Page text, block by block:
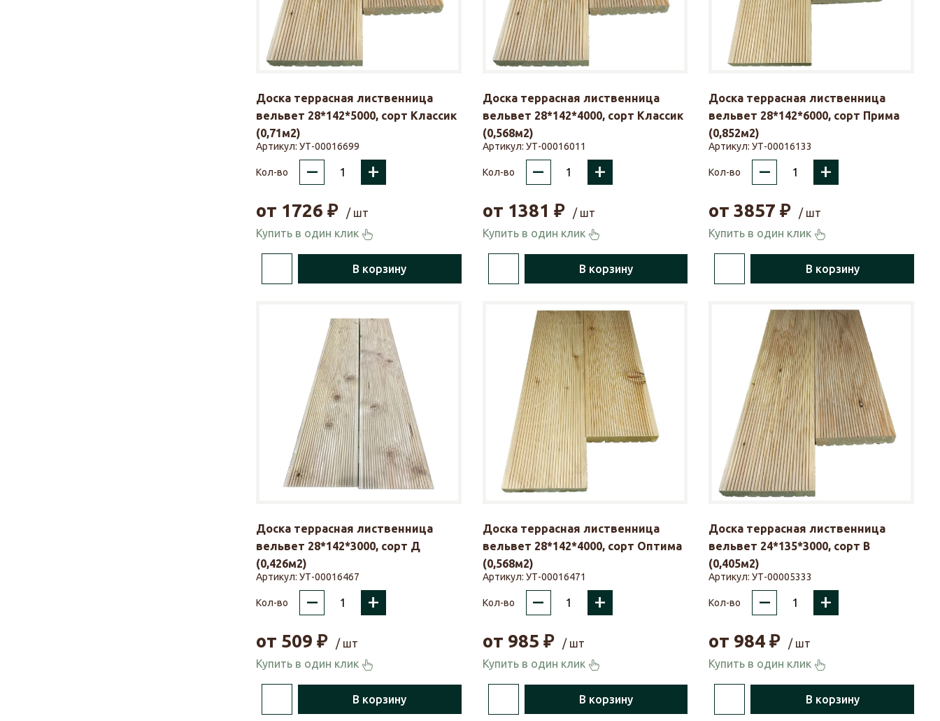
Доска террасная лиственница
вельвет 28*142*5000, сорт Классик
(0,71м2)
Артикул: УТ-00016699
Кол-во – +
от 1726 ₽
/ шт
Купить в один клик
В корзину
Доска террасная лиственница
вельвет 28*142*4000, сорт Классик
(0,568м2)
Артикул: УТ-00016011
Кол-во – +
от 1381 ₽
/ шт
Купить в один клик
В корзину
Доска террасная лиственница
вельвет 28*142*6000, сорт Прима
(0,852м2)
Артикул:УТ-00016133
Кол-во – +
от3857 ₽
/ шт
Купить в один клик
В корзину
Доска террасная лиственница
вельвет 28*142*3000, сорт Д
(0,426м2)
Артикул: УТ-00016467
Кол-во – +
от 509 ₽
/ шт
Купить в один клик
В корзину
Доска террасная лиственница
вельвет 28*142*4000, сорт Оптима
(0,568м2)
Артикул: УТ-00016471
Кол-во – +
от 985 ₽
/ шт
Купить в один клик
В корзину
Доска террасная лиственница
вельвет 24*135*3000, сорт В
(0,405м2)
Артикул:УТ-00005333
Кол-во – +
от 984 ₽
/ шт
Купить в один клик
В корзину